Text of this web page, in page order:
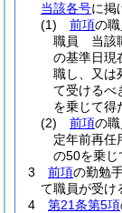
当該各号に掲
(1)
前項の
職員 当該
の基準日現
職し、又は
て受けるべ
を乗じて得
(2)
前項の
定年前再任
の50を乗じ
3
前項の勤勉
て職員が受け
4
第21条第5項